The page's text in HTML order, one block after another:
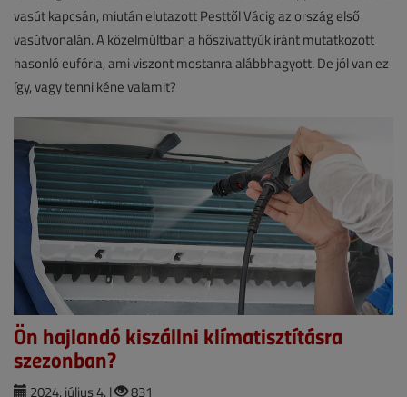
vasút kapcsán, miután elutazott Pesttől Vácig az ország első
vasútvonalán. A közelmúltban a hőszivattyúk iránt mutatkozott
hasonló eufória, ami viszont mostanra alábbhagyott. De jól van ez
így, vagy tenni kéne valamit?
Ön hajlandó kiszállni klímatisztításra
szezonban?
2024. július 4. | 831